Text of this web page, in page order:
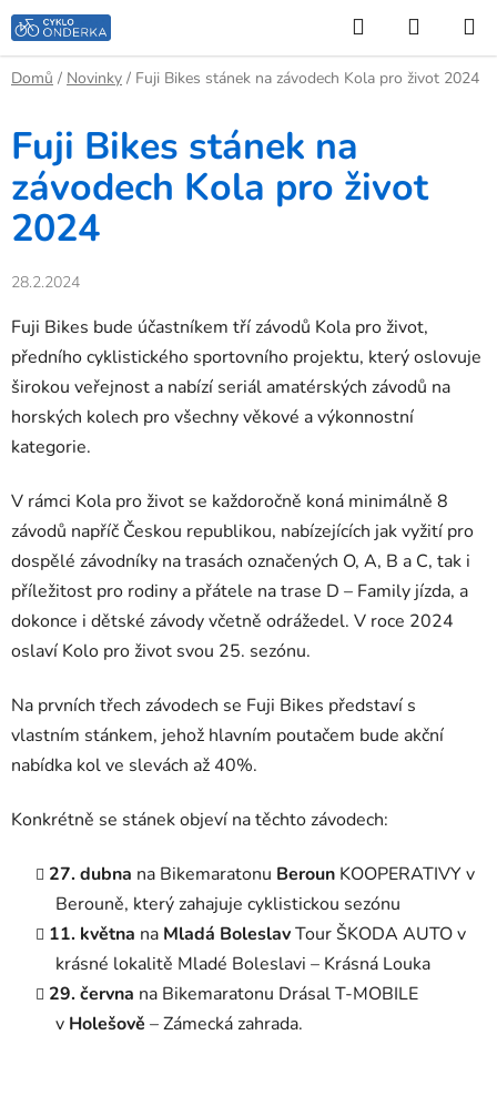
Přejít
na
obsah
Hledat
KOŠÍK
Domů / Novinky / Fuji Bikes stánek na závodech Kola pro život 2024
Fuji Bikes stánek na
závodech Kola pro život
2024
28.2.2024
Fuji Bikes bude účastníkem tří závodů Kola pro život,
předního cyklistického sportovního projektu, který oslovuje
širokou veřejnost a nabízí seriál amatérských závodů na
horských kolech pro všechny věkové a výkonnostní
kategorie.
V rámci Kola pro život se každoročně koná minimálně 8
závodů napříč Českou republikou, nabízejících jak vyžití pro
dospělé závodníky na trasách označených O, A, B a C, tak i
příležitost pro rodiny a přátele na trase D – Family jízda, a
dokonce i dětské závody včetně odrážedel. V roce 2024
oslaví Kolo pro život svou 25. sezónu.
Na prvních třech závodech se Fuji Bikes představí s
vlastním stánkem, jehož hlavním poutačem bude akční
nabídka kol ve slevách až 40%.
Konkrétně se stánek objeví na těchto závodech:
27. dubna na Bikemaratonu Beroun KOOPERATIVY v
Berouně, který zahajuje cyklistickou sezónu
11. května na Mladá BoleslavTour ŠKODA AUTO v
krásné lokalitě Mladé Boleslavi – Krásná Louka
29. června na Bikemaratonu Drásal T-MOBILE
v Holešově – Zámecká zahrada.